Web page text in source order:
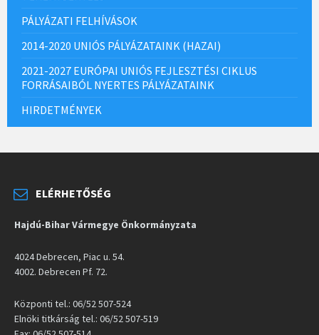
PÁLYÁZATI FELHÍVÁSOK
2014-2020 UNIÓS PÁLYÁZATAINK (HAZAI)
2021-2027 EURÓPAI UNIÓS FEJLESZTÉSI CIKLUS
FORRÁSAIBÓL NYERTES PÁLYÁZATAINK
HIRDETMÉNYEK
ELÉRHETŐSÉG
Hajdú-Bihar Vármegye Önkormányzata
4024 Debrecen, Piac u. 54.
4002. Debrecen Pf. 72.
Központi tel.: 06/52 507-524
Elnöki titkárság tel.: 06/52 507-519